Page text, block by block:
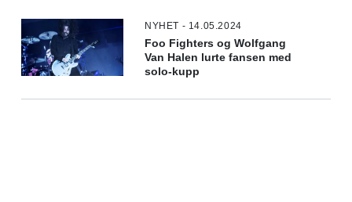
NYHET - 14.05.2024
Foo Fighters og Wolfgang
Van Halen lurte fansen med
solo-kupp